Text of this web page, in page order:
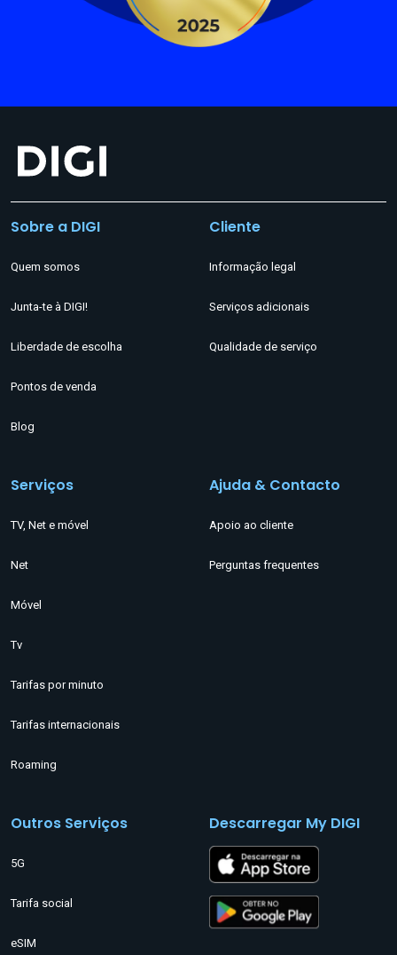
Sobre a DIGI
Quem somos
Junta-te à DIGI!
Liberdade de escolha
Pontos de venda
Blog
Cliente
Informação legal
Serviços adicionais
Qualidade de serviço
Serviços
TV, Net e móvel
Net
Móvel
Tv
Tarifas por minuto
Tarifas internacionais
Roaming
Ajuda & Contacto
Apoio ao cliente
Perguntas frequentes
Outros Serviços
5G
Tarifa social
eSIM
Descarregar My DIGI